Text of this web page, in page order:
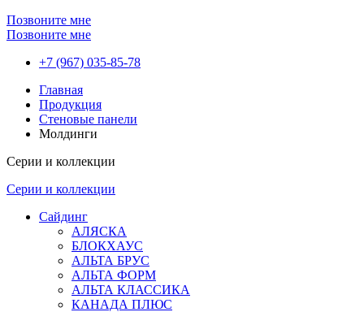
Позвоните мне
Позвоните мне
+7 (967) 035-85-78
Главная
Продукция
Стеновые панели
Молдинги
Серии и коллекции
Серии и коллекции
Сайдинг
АЛЯСКА
БЛОКХАУС
АЛЬТА БРУС
АЛЬТА ФОРМ
АЛЬТА КЛАССИКА
КАНАДА ПЛЮС